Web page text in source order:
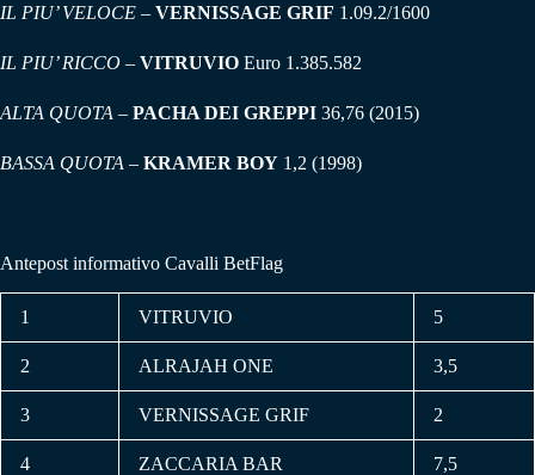
IL PIU’ VELOCE – VERNISSAGE GRIF 1.09.2/1600
IL PIU’ RICCO – VITRUVIO Euro 1.385.582
ALTA QUOTA – PACHA DEI GREPPI 36,76 (2015)
BASSA QUOTA – KRAMER BOY 1,2 (1998)
Antepost informativo Cavalli BetFlag
1 VITRUVIO 5
2 ALRAJAH ONE 3,5
3 VERNISSAGE GRIF 2
4 ZACCARIA BAR 7,5